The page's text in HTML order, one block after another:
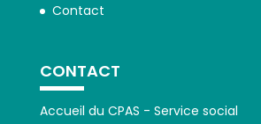
Contact
CONTACT
Accueil du CPAS - Service social